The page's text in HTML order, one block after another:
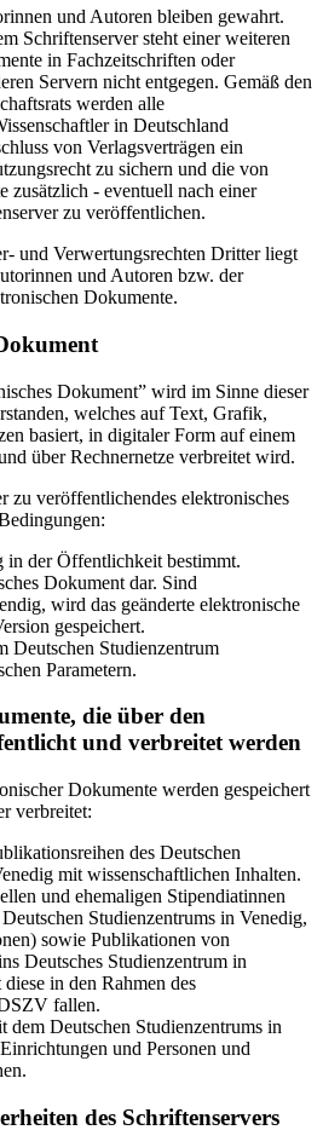
und Autoren bleiben gewahrt.
Schriftenserver steht einer weiteren
in Fachzeitschriften oder
Servern nicht entgegen. Gemäß den
werden alle
in Deutschland
von Verlagsverträgen ein
zu sichern und die von
zusätzlich - eventuell nach einer
zu veröffentlichen.
und Verwertungsrechten Dritter liegt
und Autoren bzw. der
Dokumente.
Dokument” wird im Sinne dieser
welches auf Text, Grafik,
basiert, in digitaler Form auf einem
über Rechnernetze verbreitet wird.
zu veröffentlichendes elektronisches
in der Öffentlichkeit bestimmt.
Dokument dar. Sind
wird das geänderte elektronische
gespeichert.
Deutschen Studienzentrum
Parametern.
die über den
und verbreitet werden
Dokumente werden gespeichert
verbreitet:
des Deutschen
mit wissenschaftlichen Inhalten.
und ehemaligen Stipendiatinnen
Studienzentrums in Venedig,
sowie Publikationen von
Deutsches Studienzentrum in
in den Rahmen des
fallen.
dem Deutschen Studienzentrums in
und Personen und
des Schriftenservers